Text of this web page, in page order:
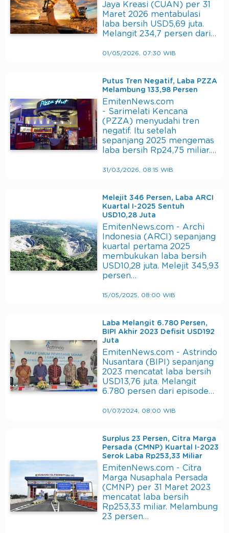
Jaya Kreasi (CUAN) per 31
Maret 2026 mentabulasi
laba bersih USD5,69 juta.
Melangit 234,7 persen dari…
01/05/2026, 07:30 WIB
Putus Tren Negatif, Laba PZZA
Melambung 133,98 Persen
EmitenNews.com
- Sarimelati Kencana
(PZZA) menyudahi tren
negatif. Itu setelah
sepanjang 2025 mengemas
laba bersih Rp24,75 miliar.…
31/03/2026, 08:15 WIB
Melejit 346 Persen, Laba ARCI
Kuartal I-2025 Sentuh
USD10,28 Juta
EmitenNews.com - Archi
Indonesia (ARCI) sepanjang
kuartal pertama 2025
membukukan laba bersih
USD10,28 juta. Melejit 345,93
persen…
15/05/2025, 08:00 WIB
Laba Melangit 6.780 Persen,
BIPI Akhir 2023 Defisit USD192
Juta
EmitenNews.com - Astrindo
Nusantara (BIPI) sepanjang
2023 mencatat laba bersih
USD13,76 juta. Melangit
6.780 persen dari episode…
01/07/2024, 08:00 WIB
Surplus 23 Persen, Citra Marga
Persada (CMNP) Kuartal I-2023
Serok Laba Rp253,33 Miliar
EmitenNews.com - Citra
Marga Nusaphala Persada
(CMNP) per 31 Maret 2023
mencatat laba bersih
Rp253,33 miliar. Melambung
23 persen…